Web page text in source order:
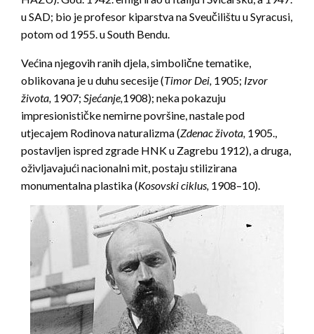
u SAD; bio je profesor kiparstva na Sveučilištu u Syracusi,
potom od 1955. u South Bendu.
Većina njegovih ranih djela, simbolične tematike,
oblikovana je u duhu secesije (Timor Dei, 1905; Izvor
života, 1907; Sjećanje,1908); neka pokazuju
impresionističke nemirne površine, nastale pod
utjecajem Rodinova naturalizma (Zdenac života, 1905.,
postavljen ispred zgrade HNK u Zagrebu 1912), a druga,
oživljavajući nacionalni mit, postaju stilizirana
monumentalna plastika (Kosovski ciklus, 1908–10).